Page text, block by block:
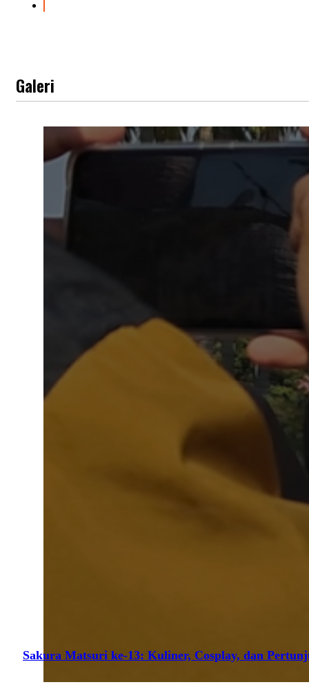
Galeri
Sakura Matsuri ke-13: Kuliner, Cosplay, dan